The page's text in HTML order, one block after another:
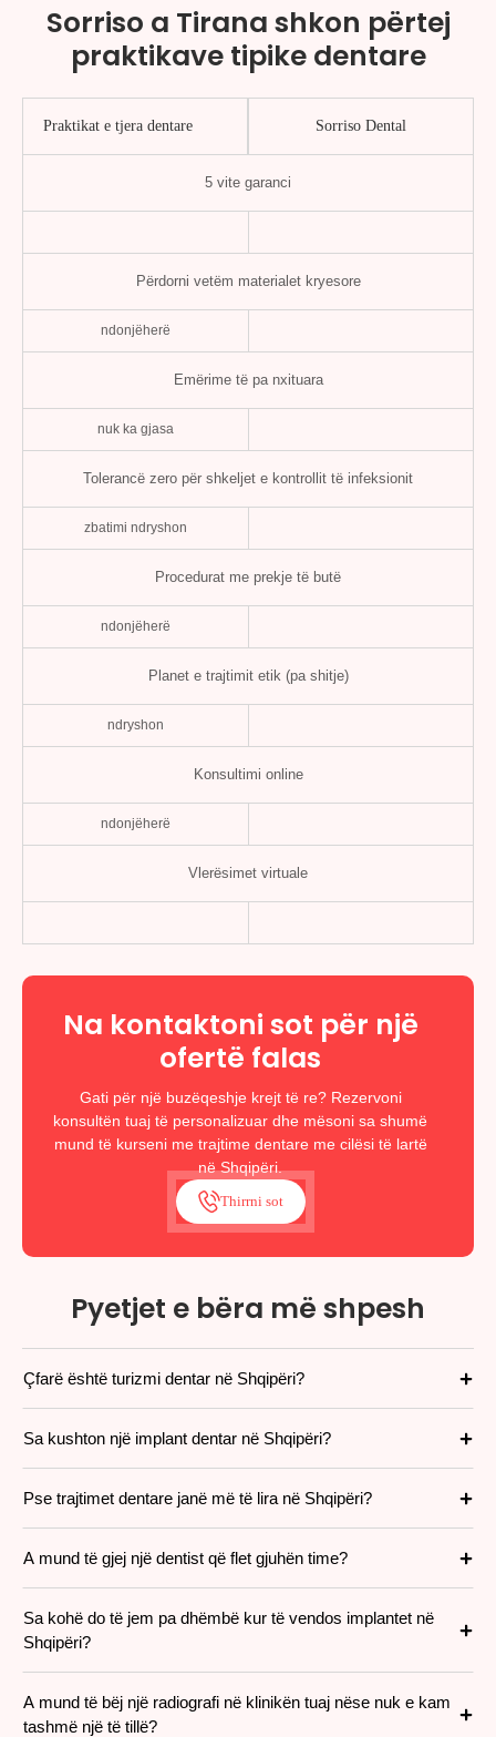
Sorriso a Tirana shkon përtej
praktikave tipike dentare
Praktikat e tjera dentare Sorriso Dental
5 vite garanci
Përdorni vetëm materialet kryesore
ndonjëherë
Emërime të pa nxituara
nuk ka gjasa
Tolerancë zero për shkeljet e kontrollit të infeksionit
zbatimi ndryshon
Procedurat me prekje të butë
ndonjëherë
Planet e trajtimit etik (pa shitje)
ndryshon
Konsultimi online
ndonjëherë
Vlerësimet virtuale
Na kontaktoni sot për një
ofertë falas
Gati për një buzëqeshje krejt të re? Rezervoni
konsultën tuaj të personalizuar dhe mësoni sa shumë
mund të kurseni me trajtime dentare me cilësi të lartë
në Shqipëri.
Thirrni sot
Pyetjet e bëra më shpesh
Çfarë është turizmi dentar në Shqipëri?
Sa kushton një implant dentar në Shqipëri?
Pse trajtimet dentare janë më të lira në Shqipëri?
A mund të gjej një dentist që flet gjuhën time?
Sa kohë do të jem pa dhëmbë kur të vendos implantet në
Shqipëri?
A mund të bëj një radiografi në klinikën tuaj nëse nuk e kam
tashmë një të tillë?